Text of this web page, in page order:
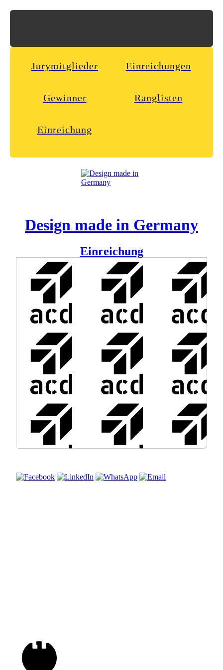
Jurymitglieder Einreichungen
Gewinner Ranglisten
Einreichung
Design made in Germany
Einreichung